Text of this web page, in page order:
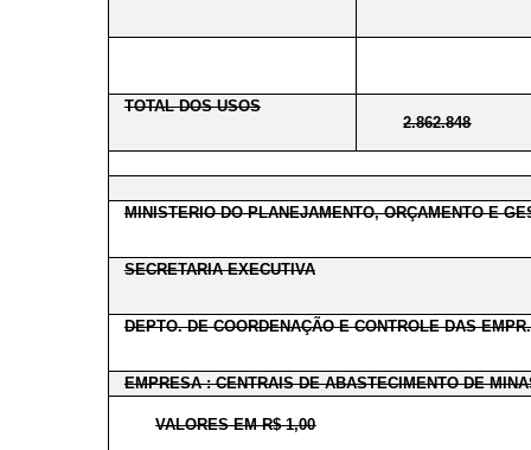
TOTAL DOS USOS
2.862.848
MINISTERIO DO PLANEJAMENTO, ORÇAMENTO E
SECRETARIA EXECUTIVA
DEPTO. DE COORDENAÇÃO E CONTROLE DAS
EMPRESA : CENTRAIS DE ABASTECIMENTO DE
VALORES EM R$ 1,00